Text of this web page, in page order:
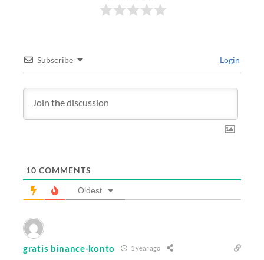
Subscribe Login
10 COMMENTS
Oldest
gratis binance-konto 1 year ago